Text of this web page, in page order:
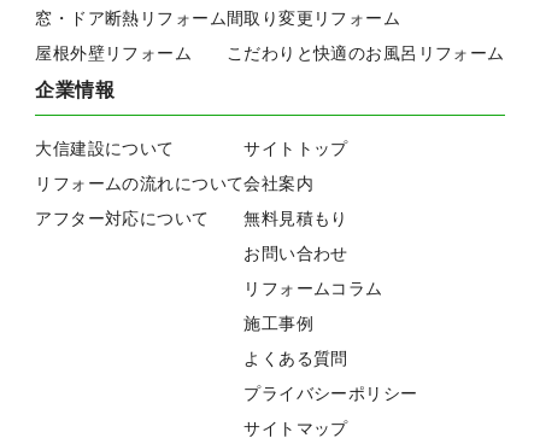
窓・ドア断熱リフォーム
屋根外壁リフォーム
間取り変更リフォーム
こだわりと快適のお風呂リフォーム
企業情報
大信建設について
リフォームの流れについて
アフター対応について
サイトトップ
会社案内
無料見積もり
お問い合わせ
リフォームコラム
施工事例
よくある質問
プライバシーポリシー
サイトマップ